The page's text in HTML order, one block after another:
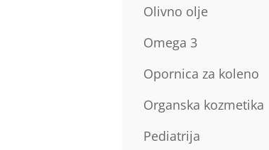
Olivno olje
Omega 3
Opornica za koleno
Organska kozmetika
Pediatrija